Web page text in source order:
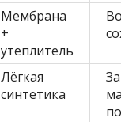
Мембрана
+
утеплитель
Лёгкая
синтетика